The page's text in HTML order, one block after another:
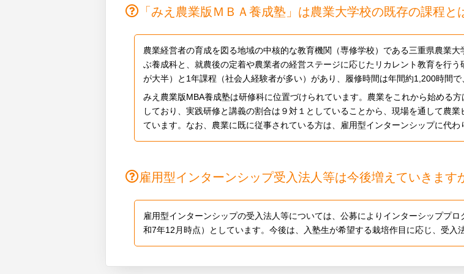
「みえ農業版ＭＢＡ養成塾」は農業大学校の既存の課程と
農業経営者の育成を図る地域の中核的な教育機関（専修学校）である三重県農業
ぶ養成科と、就農後の定着や農業者の経営ステージに応じたリカレント教育を行
が大半）と1年課程（社会人経験者が多い）があり、履修時間は年間約1,200時間
みえ農業版MBA養成塾は研修科に位置づけられています。農業をこれから始める
しており、実践研修と講義の割合は９対１としていることから、現場を通して農
ています。なお、農業に既に従事されている方は、雇用型インターンシップに代わ
雇用型インターンシップ受入法人等は今後増えていきます
雇用型インターンシップの受入法人等については、公募によりインターシッププ
和7年12月時点）としています。今後は、入塾生が希望する栽培作目に応じ、受入